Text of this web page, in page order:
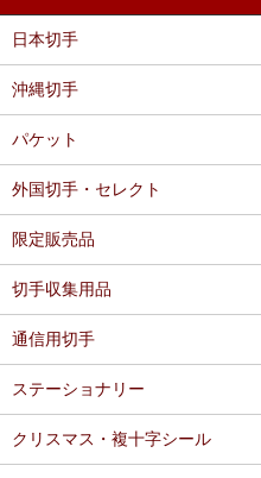
日本切手
沖縄切手
パケット
外国切手・セレクト
限定販売品
切手収集用品
通信用切手
ステーショナリー
クリスマス・複十字シール